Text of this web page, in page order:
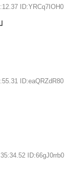
ID:YRCq7IOH0
ID:eaQRZdR80
ID:66gJ0rrb0